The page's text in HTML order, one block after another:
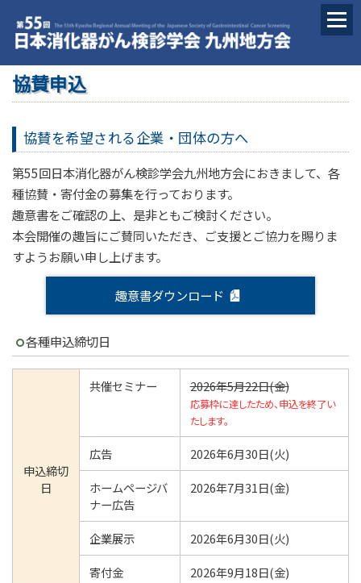
協賛申込
協賛を希望される企業・団体の方へ
第55回日本消化器がん検診学会九州地方会におきまして、各
種協賛・寄付金の募集を行っております。
趣意書をご確認の上、是非ともご検討ください。
本会開催の趣旨にご賛同いただき、ご支援とご協力を賜りま
すようお願い申し上げます。
趣意書ダウンロード
各種申込締切日
申込締切
日
共催セミナー 2026年5月22日(金)
応募枠に達したため、申込を終了い
たします。
広告
2026年6月30日(火)
ホームページバ
ナー広告
2026年7月31日(金)
企業展示
2026年6月30日(火)
寄付金
2026年9月18日(金)